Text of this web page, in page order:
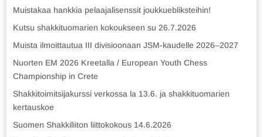
Muistakaa hankkia pelaajalisenssit joukkuebliksteihin!
Kutsu shakkituomarien kokoukseen su 26.7.2026
Muista ilmoittautua III divisioonaan JSM-kaudelle 2026–2027
Nuorten EM 2026 Kreetalla / European Youth Chess
Championship in Crete
Shakkitoimitsijakurssi verkossa la 13.6. ja shakkituomarien
kertauskoe
Suomen Shakkiliiton liittokokous 14.6.2026